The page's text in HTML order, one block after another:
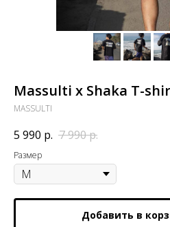
Massulti x Shaka T-
MASSULTI
5 990 р. 7 990р.
Размер
Добавить в